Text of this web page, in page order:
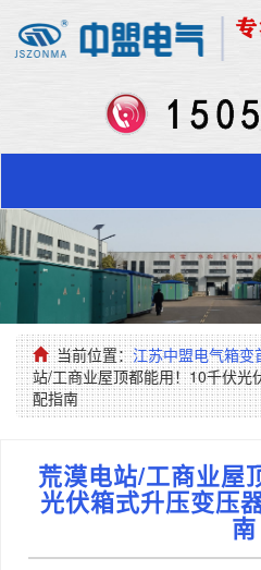
当前位置：江苏中盟电气箱变
站/工商业屋顶都能用！10千伏光
配指南
荒漠电站/工商业屋
光伏箱式升压变压
南